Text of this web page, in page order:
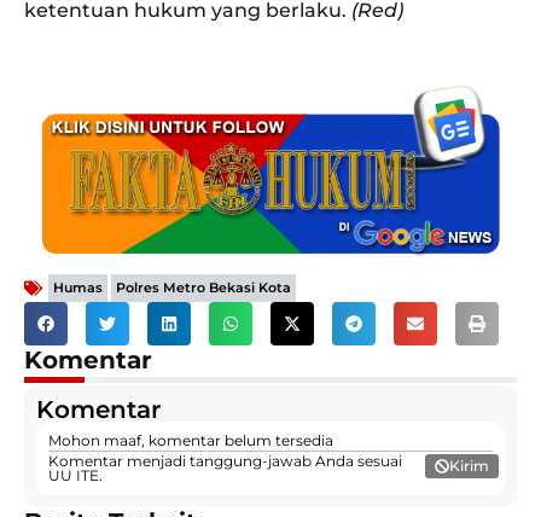
ketentuan hukum yang berlaku. (Red)
Humas Polres Metro Bekasi Kota
Komentar
Komentar
Mohon maaf, komentar belum tersedia
Komentar menjadi tanggung-jawab Anda sesuai
UU ITE.
Kirim